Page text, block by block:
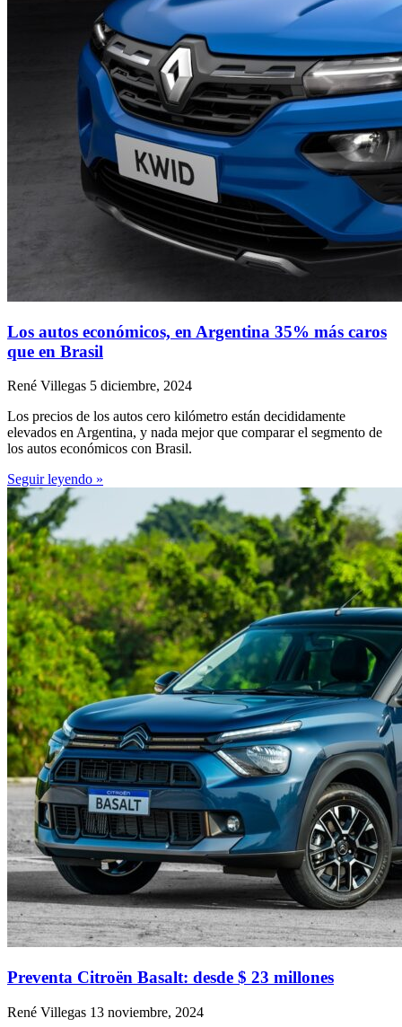
Los autos económicos, en Argentina 35% más caros
que en Brasil
René Villegas 5 diciembre, 2024
Los precios de los autos cero kilómetro están decididamente
elevados en Argentina, y nada mejor que comparar el segmento de
los autos económicos con Brasil.
Seguir leyendo »
Preventa Citroën Basalt: desde $ 23 millones
René Villegas 13 noviembre, 2024